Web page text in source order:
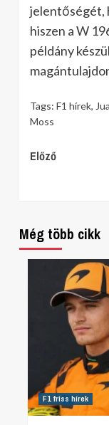
jelentőségét,
hiszen a W
példány
Tags: F1 hírek,
Moss
Continue
Előző
Még több cikk
F1 friss hírek